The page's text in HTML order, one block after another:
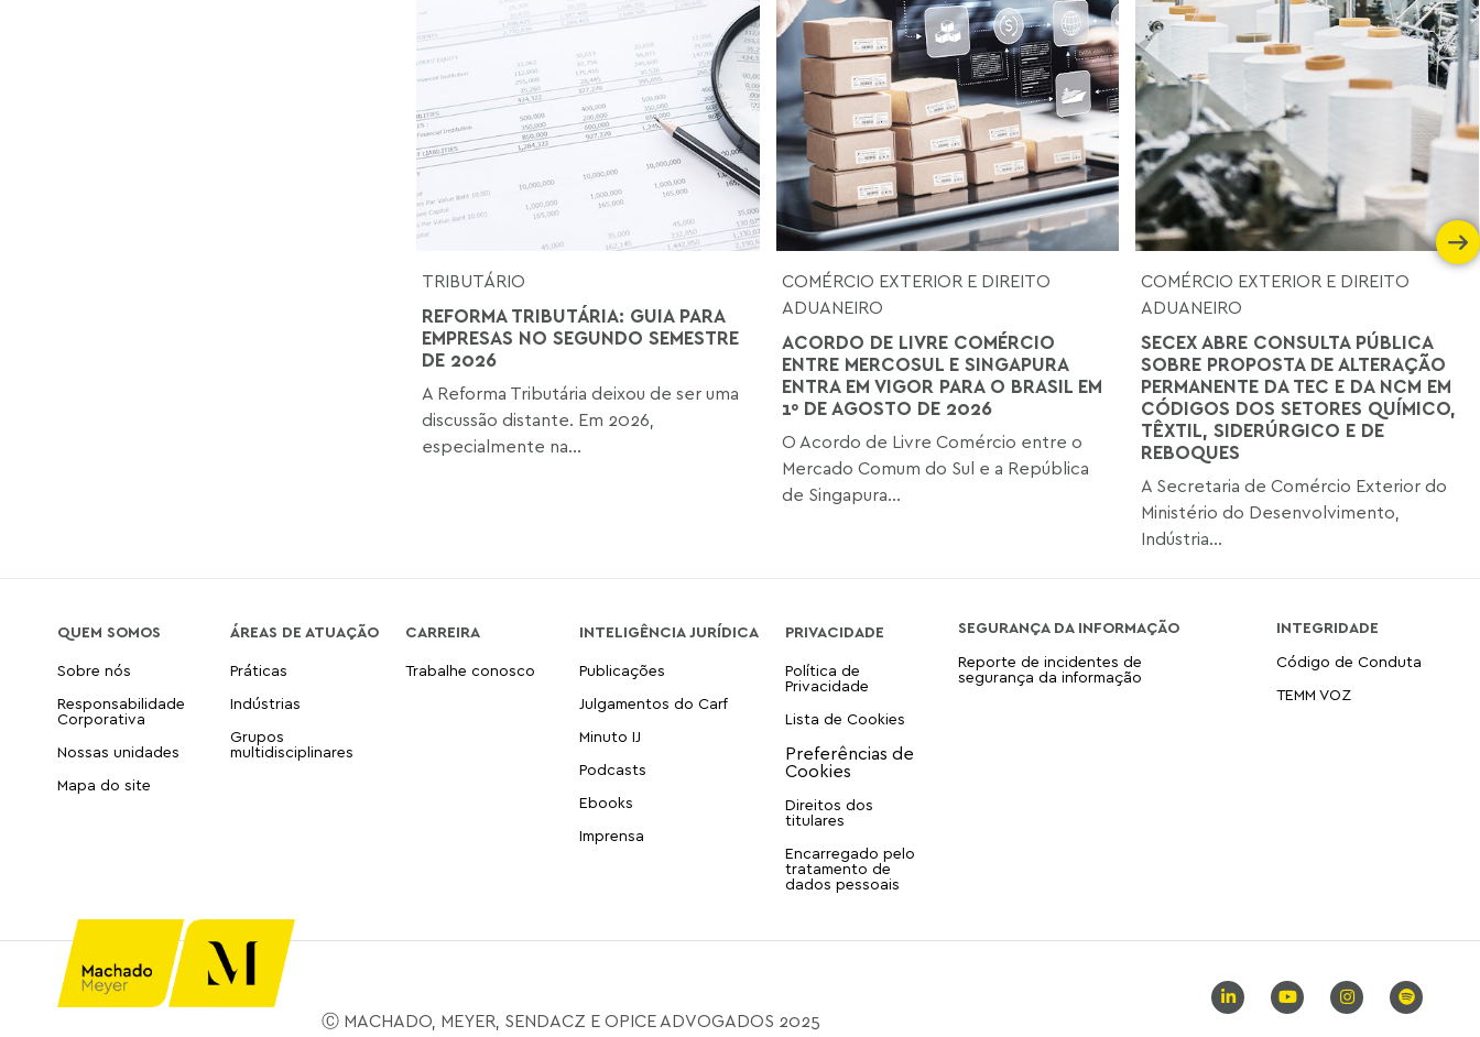
TRIBUTÁRIO
REFORMA TRIBUTÁRIA: GUIA PARA
EMPRESAS NO SEGUNDO SEMESTRE
DE 2026
A Reforma Tributária deixou de ser uma
discussão distante. Em 2026,
especialmente na...
COMÉRCIO EXTERIOR E DIREITO
ADUANEIRO
ACORDO DE LIVRE COMÉRCIO
ENTRE MERCOSUL E SINGAPURA
ENTRA EM VIGOR PARA O BRASIL EM
1º DE AGOSTO DE 2026
O Acordo de Livre Comércio entre o
Mercado Comum do Sul e a República
de Singapura...
COMÉRCIO EXTERIOR E DIREITO
ADUANEIRO
SECEX ABRE CONSULTA PÚBLICA
SOBRE PROPOSTA DE ALTERAÇÃO
PERMANENTE DA TEC E DA NCM EM
CÓDIGOS DOS SETORES QUÍMICO,
TÊXTIL, SIDERÚRGICO E DE
REBOQUES
A Secretaria de Comércio Exterior do
Ministério do Desenvolvimento,
Indústria...
QUEM SOMOS
Sobre nós
Responsabilidade
Corporativa
Nossas unidades
Mapa do site
ÁREAS DE ATUAÇÃO
Práticas
Indústrias
Grupos
multidisciplinares
CARREIRA
Trabalhe conosco
INTELIGÊNCIA JURÍDICA
Publicações
Julgamentos do Carf
Minuto IJ
Podcasts
Ebooks
Imprensa
PRIVACIDADE
Política de
Privacidade
Lista de Cookies
Direitos dos
titulares
Encarregado pelo
tratamento de
dados pessoais
SEGURANÇA DA INFORMAÇÃO
Reporte de incidentes de
segurança da informação
INTEGRIDADE
Código de Conduta
TEMM VOZ
Ⓒ MACHADO, MEYER, SENDACZ E OPICE ADVOGADOS 2025